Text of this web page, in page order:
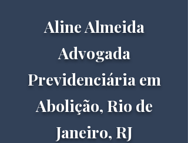
Aline Almeida
Advogada
Previdenciária em
Abolição, Rio de
Janeiro, RJ